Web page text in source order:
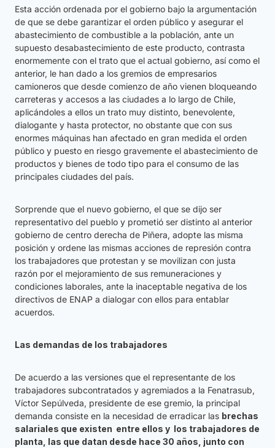
Esta acción ordenada por el gobierno bajo la argumentación
de que se debe garantizar el orden público y asegurar el
abastecimiento de combustible a la población, ante un
supuesto desabastecimiento de este producto, contrasta
enormemente con el trato que el actual gobierno, así como el
anterior, le han dado a los gremios de empresarios
camioneros que desde comienzo de año vienen bloqueando
carreteras y accesos a las ciudades a lo largo de Chile,
aplicándoles a ellos un trato muy distinto, benevolente,
dialogante y hasta protector, no obstante que con sus
enormes máquinas han afectado en gran medida el orden
público y puesto en riesgo gravemente el abastecimiento de
productos y bienes de todo tipo para el consumo de las
principales ciudades del país.
Sorprende que el nuevo gobierno, el que se dijo ser
representativo del pueblo y prometió ser distinto al anterior
gobierno de centro derecha de Piñera, adopte las misma
posición y ordene las mismas acciones de represión contra
los trabajadores que protestan y se movilizan con justa
razón por el mejoramiento de sus remuneraciones y
condiciones laborales, ante la inaceptable negativa de los
directivos de ENAP a dialogar con ellos para entablar
acuerdos.
Las demandas de los trabajadores
De acuerdo a las versiones que el representante de los
trabajadores subcontratados y agremiados a la Fenatrasub,
Víctor Sepúlveda, presidente de ese gremio, la principal
demanda consiste en la necesidad de erradicar las brechas
salariales que existen entre ellos y los trabajadores de
planta, las que datan desde hace 30 años, junto con